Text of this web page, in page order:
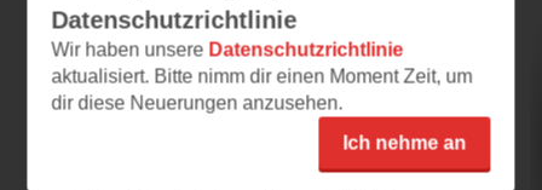
linusmama
21.05.2016 – 14:30
Mia steckt in einer schwierigen Lage. Ihr Ex,
Datenschutzrichtlinie
Wir haben unsere Datenschutzrichtlinie
aktualisiert. Bitte nimm dir einen Moment Zeit, um
dir diese Neuerungen anzusehen.
Ich nehme an